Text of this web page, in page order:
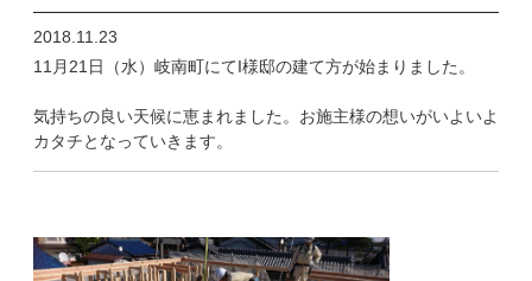
2018.11.23
11月21日（水）岐南町にてI様邸の建て方が始まりました。
気持ちの良い天候に恵まれました。お施主様の想いがいよいよ
カタチとなっていきます。